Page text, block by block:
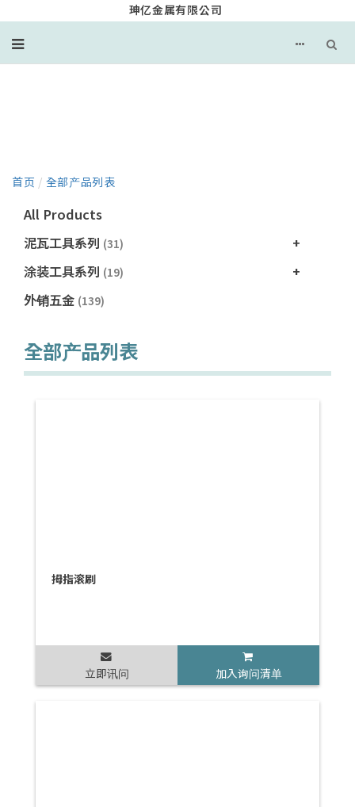
珅亿金属有限公司
首页 / 全部产品列表
All Products
泥瓦工具系列 (31)
涂装工具系列 (19)
外销五金 (139)
全部产品列表
拇指滚刷
立即讯问 加入询问清单